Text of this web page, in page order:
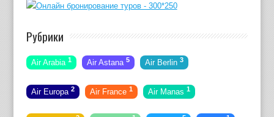
Рубрики
Air Arabia 1 Air Astana 5 Air Berlin 3
Air Europa 2 Air France 1 Air Manas 1